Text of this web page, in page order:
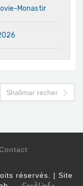
Monastir
Shalimar recherche
réservés. | Site